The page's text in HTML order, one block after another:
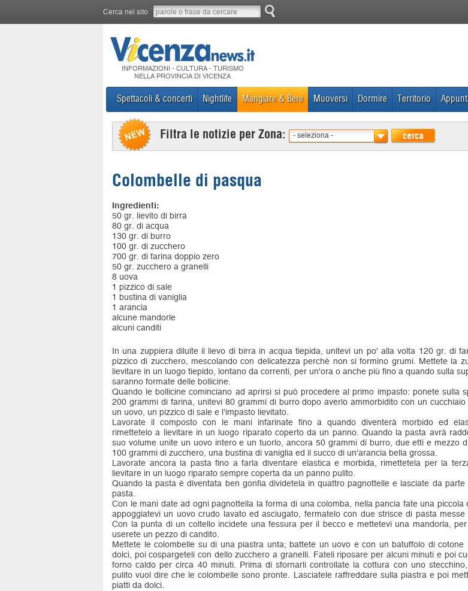
Cerca nel sito
INFORMAZIONI - CULTURA - TURISMO
NELLA PROVINCIA DI VICENZA
Spettacoli & concerti Nightlife Mangiare & Bere Muoversi Dormire Territorio
Filtra le notizie per Zona: - seleziona - cerca
Colombelle di pasqua
Ingredienti:
50 gr. lievito di birra
80 gr. di acqua
130 gr. di burro
100 gr. di zucchero
700 gr. di farina doppio zero
50 gr. zucchero a granelli
8 uova
1 pizzico di sale
1 bustina di vaniglia
1 arancia
alcune mandorle
alcuni canditi
In una zuppiera diluite il lievo di birra in acqua tiepida, unitevi un po' alla volta 120 gr. di
pizzico di zucchero, mescolando con delicatezza perchè non si formino grumi. Mettete la
lievitare in un luogo tiepido, lontano da correnti, per un'ora o anche più fino a quando sulla
saranno formate delle bollicine.
Quando le bollicine cominciano ad aprirsi si può procedere al primo impasto: ponete sulla
200 grammi di farina, unitevi 80 grammi di burro dopo averlo ammorbidito con un cucchiaio
un uovo, un pizzico di sale e l'impasto lievitato.
Lavorate il composto con le mani infarinate fino a quando diventerà morbido ed
rimettetelo a lievitare in un luogo riparato coperto da un panno. Quando la pasta avrà
suo volume unite un uovo intero e un tuorlo, ancora 50 grammi di burro, due etti e mezzo
100 grammi di zucchero, una bustina di vaniglia ed il succo di un'arancia bella grossa.
Lavorate ancora la pasta fino a farla diventare elastica e morbida, rimettetela per la
lievitare in un luogo riparato sempre coperta da un panno pulito.
Quando la pasta è diventata ben gonfia dividetela in quattro pagnottelle e lasciate da
pasta.
Con le mani date ad ogni pagnottella la forma di una colomba, nella pancia fate una piccola
appoggiatevi un uovo crudo lavato ed asciugato, fermatelo con due strisce di pasta messe
Con la punta di un coltello incidete una fessura per il becco e mettetevi una mandorla,
userete un pezzo di candito.
Mettete le colombelle su di una piastra unta; battete un uovo e con un batuffolo di cotone
dolci, poi cospargeteli con dello zucchero a granelli. Fateli riposare per alcuni minuti e poi
forno caldo per circa 40 minuti. Prima di sfornarli controllate la cottura con uno
pulito vuol dire che le colombelle sono pronte. Lasciatele raffreddare sulla piastra e poi
piatti da dolci.